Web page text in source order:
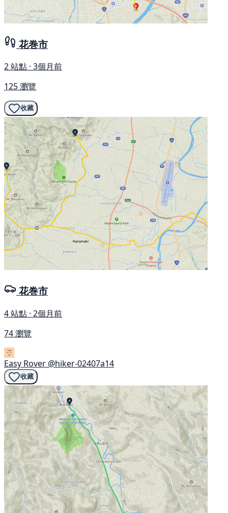
花巻市
2 站點 · 3個月前
125 瀏覽
收藏
花巻市
4 站點 · 2個月前
74 瀏覽
Easy Rover @hiker-02407a14
收藏